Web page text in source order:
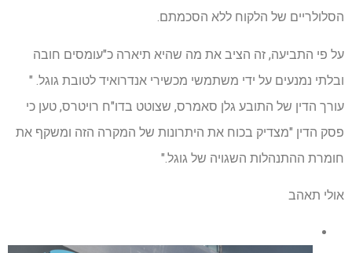
הסלולריים של הלקוח ללא הסכמתם.
על פי התביעה, זה הציב את מה שהיא תיארה כ"עומסים חובה
ובלתי נמנעים על ידי משתמשי מכשירי אנדרואיד לטובת גוגל. "
עורך הדין של התובע גלן סאמרס, שצוטט בדו"ח רויטרס, טען כי
פסק הדין "מצדיק בכוח את היתרונות של המקרה הזה ומשקף את
חומרת ההתנהלות השגויה של גוגל."
אולי תאהב